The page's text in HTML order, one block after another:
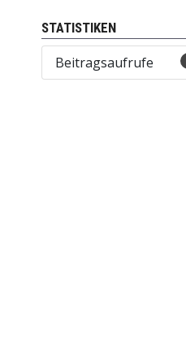
STATISTIKEN
Beitragsaufrufe